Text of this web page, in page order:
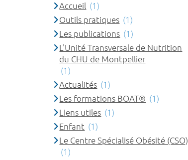
Accueil (1)
Outils pratiques (1)
Les publications (1)
L'Unité Transversale de Nutrition
du CHU de Montpellier
(1)
Actualités (1)
Les formations BOAT® (1)
Liens utiles (1)
Enfant (1)
Le Centre Spécialisé Obésité (CSO)
(1)